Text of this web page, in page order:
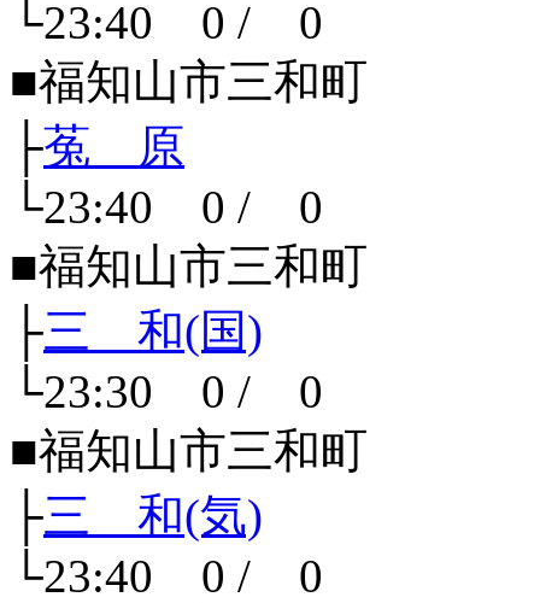
└23:40 0 / 0
■福知山市三和町
├菟 原
└23:40 0 / 0
■福知山市三和町
├三 和(国)
└23:30 0 / 0
■福知山市三和町
├三 和(気)
└23:40 0 / 0